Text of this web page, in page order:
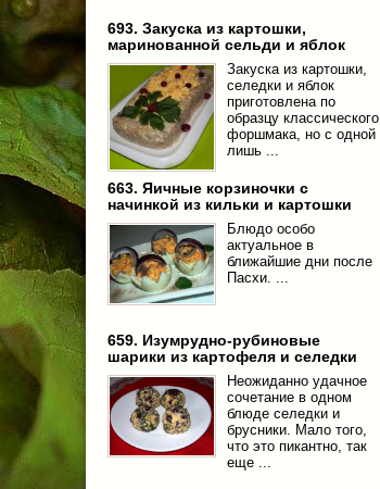
693. Закуска из картошки,
маринованной сельди и яблок
Закуска из картошки,
селедки и яблок
приготовлена по
образцу классического
форшмака, но с одной
лишь ...
663. Яичные корзиночки с
начинкой из кильки и картошки
Блюдо особо
актуальное в
ближайшие дни после
Пасхи. ...
659. Изумрудно-рубиновые
шарики из картофеля и селедки
Неожиданно удачное
сочетание в одном
блюде селедки и
брусники. Мало того,
что это пикантно, так
еще ...